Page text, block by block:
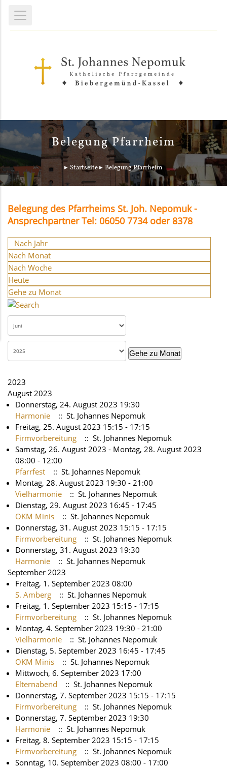
Belegung Pfarrheim
Startseite Belegung Pfarrheim
Belegung des Pfarrheims St. Joh. Nepomuk -
Ansprechpartner Tel: 06050 7734 oder 8378
Nach Jahr
Nach Monat
Nach Woche
Heute
Gehe zu Monat
Gehe zu Monat
2023
August 2023
Donnerstag, 24. August 2023 19:30
Harmonie
:: St. Johannes Nepomuk
Freitag, 25. August 2023 15:15 - 17:15
Firmvorbereitung
:: St. Johannes Nepomuk
Samstag, 26. August 2023 - Montag, 28. August 2023
08:00 - 12:00
Pfarrfest
:: St. Johannes Nepomuk
Montag, 28. August 2023 19:30 - 21:00
Vielharmonie
:: St. Johannes Nepomuk
Dienstag, 29. August 2023 16:45 - 17:45
OKM Minis
:: St. Johannes Nepomuk
Donnerstag, 31. August 2023 15:15 - 17:15
Firmvorbereitung
:: St. Johannes Nepomuk
Donnerstag, 31. August 2023 19:30
Harmonie
:: St. Johannes Nepomuk
September 2023
Freitag, 1. September 2023 08:00
S. Amberg
:: St. Johannes Nepomuk
Freitag, 1. September 2023 15:15 - 17:15
Firmvorbereitung
:: St. Johannes Nepomuk
Montag, 4. September 2023 19:30 - 21:00
Vielharmonie
:: St. Johannes Nepomuk
Dienstag, 5. September 2023 16:45 - 17:45
OKM Minis
:: St. Johannes Nepomuk
Mittwoch, 6. September 2023 17:00
Elternabend
:: St. Johannes Nepomuk
Donnerstag, 7. September 2023 15:15 - 17:15
Firmvorbereitung
:: St. Johannes Nepomuk
Donnerstag, 7. September 2023 19:30
Harmonie
:: St. Johannes Nepomuk
Freitag, 8. September 2023 15:15 - 17:15
Firmvorbereitung
:: St. Johannes Nepomuk
Sonntag, 10. September 2023 08:00 - 17:00